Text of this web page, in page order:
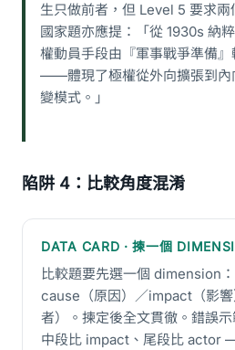
生只做前者，但 Level 5 要求
國家題亦應提：「從 1930s 納
權動員手段由『軍事戰爭準備』
——體現了極權從外向擴張到內
變模式。」
陷阱 4：比較角度混淆
DATA CARD · 揀一個
比較題要先選一個 dimension
cause（原因）／impact（影
者）。揀定後全文貫徹。錯誤
中段比 impact、尾段比 actor